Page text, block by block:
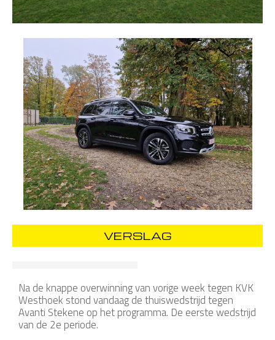
VERSLAG
Na de knappe overwinning van vorige week tegen KVK
Westhoek stond vandaag de thuiswedstrijd tegen
Avanti Stekene op het programma. De eerste wedstrijd
van de 2e periode.